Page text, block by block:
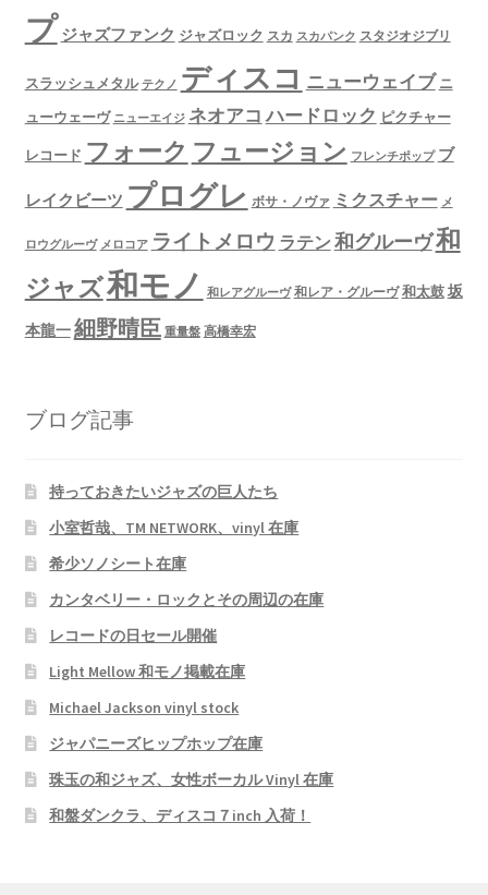
プ ジャズファンク ジャズロック スカ スカパンク スタジオジブリ
スラッシュメタル テクノ ディスコ ニューウェイブ ニ
ューウェーヴ ニューエイジ ネオアコ ハードロック ピクチャー
レコード フォーク フュージョン フレンチポップ ブ
レイクビーツ プログレ ボサ・ノヴァ ミクスチャー メ
ロウグルーヴ メロコア ライトメロウ ラテン 和グルーヴ和
ジャズ和モノ 和レアグルーヴ 和レア・グルーヴ 和太鼓坂
本龍一細野晴臣 重量盤 高橋幸宏
ブログ記事
持っておきたいジャズの巨人たち
小室哲哉、TM NETWORK、vinyl 在庫
希少ソノシート在庫
カンタベリー・ロックとその周辺の在庫
レコードの日セール開催
Light Mellow 和モノ掲載在庫
Michael Jackson vinyl stock
ジャパニーズヒップホップ在庫
珠玉の和ジャズ、女性ボーカル Vinyl 在庫
和盤ダンクラ、ディスコ７inch 入荷！